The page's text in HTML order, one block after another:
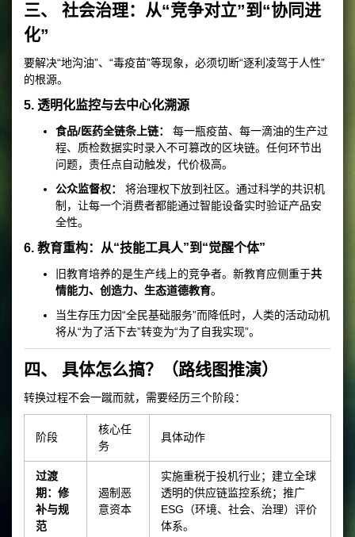
三、 社会治理：从“竞争对立”到“协同进
化”
要解决“地沟油”、“毒疫苗”等现象，必须切断“逐利凌驾于人性”
的根源。
5. 透明化监控与去中心化溯源
食品/医药全链条上链：
每一瓶疫苗、每一滴油的生产过
程、质检数据实时录入不可篡改的区块链。任何环节出
问题，责任点自动触发，代价极高。
公众监督权：
将治理权下放到社区。通过科学的共识机
制，让每一个消费者都能通过智能设备实时验证产品安
全性。
6. 教育重构：从“技能工具人”到“觉醒个体”
旧教育培养的是生产线上的竞争者。新教育应侧重于共
情能力、创造力、生态道德教育。
当生存压力因“全民基础服务”而降低时，人类的活动动机
将从“为了活下去”转变为“为了自我实现”。
四、 具体怎么搞？（路线图推演）
转换过程不会一蹴而就，需要经历三个阶段：
阶段
核心任
务
具体动作
过渡
期：修
补与规
范
遏制恶
意资本
实施重税于投机行业；建立全球
透明的供应链监控系统；推广
ESG（环境、社会、治理）评价
体系。